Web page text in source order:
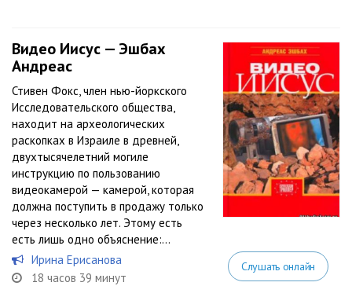
Видео Иисус — Эшбах
Андреас
Стивен Фокс, член нью-йоркского
Исследовательского общества,
находит на археологических
раскопках в Израиле в древней,
двухтысячелетний могиле
инструкцию по пользованию
видеокамерой — камерой, которая
должна поступить в продажу только
через несколько лет. Этому есть
есть лишь одно объяснение:...
Ирина Ерисанова
18 часов 39 минут
Слушать онлайн